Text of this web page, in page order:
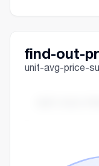
find-out-
unit-avg-price-
UNIT-AVG-